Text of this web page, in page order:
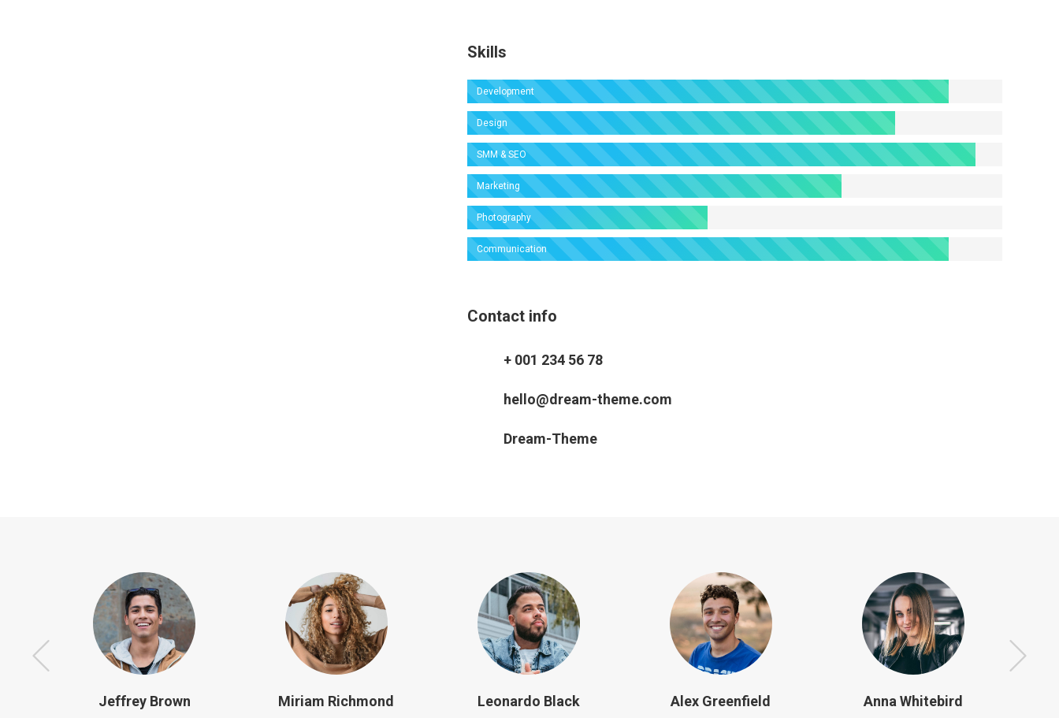
Skills
Development
Design
SMM & SEO
Marketing
Photography
Communication
Contact info
+ 001 234 56 78
hello@dream-theme.com
Dream-Theme
Jeffrey Brown Miriam Richmond Leonardo Black Alex Greenfield Anna Whitebird